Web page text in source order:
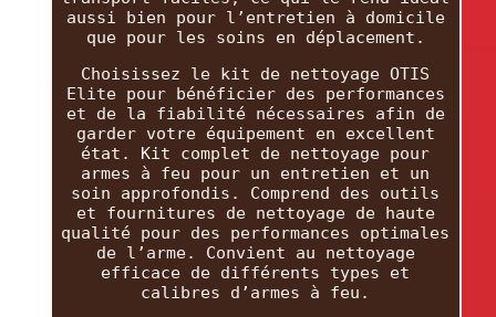
aussi bien pour l’entretien à domicile
que pour les soins en déplacement.
Choisissez le kit de nettoyage OTIS
Elite pour bénéficier des performances
et de la fiabilité nécessaires afin de
garder votre équipement en excellent
état. Kit complet de nettoyage pour
armes à feu pour un entretien et un
soin approfondis. Comprend des outils
et fournitures de nettoyage de haute
qualité pour des performances optimales
de l’arme. Convient au nettoyage
efficace de différents types et
calibres d’armes à feu.